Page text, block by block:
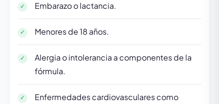
Embarazo o lactancia.
Menores de 18 años.
Alergia o intolerancia a componentes de la
fórmula.
Enfermedades cardiovasculares como